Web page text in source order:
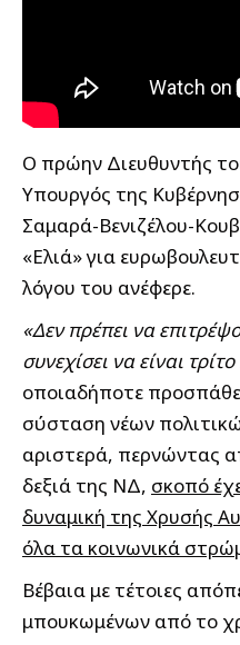
Ο πρώην Διευθυντής
Υπουργός της
Σαμαρά-Βενιζέλου-
«Ελιά» για
λόγου του ανέφερε.
«Δεν πρέπει να
συνεχίσει να είναι
οποιαδήποτε
σύσταση νέων
αριστερά, περνώντας
δεξιά της ΝΔ, σκοπό
δυναμική της Χρυσής
όλα τα κοινωνικά
Βέβαια με τέτοιες
μπουκωμένων από το